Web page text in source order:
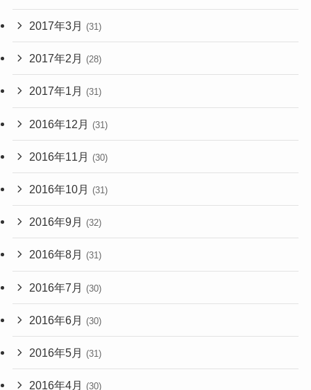
2017年3月 (31)
2017年2月 (28)
2017年1月 (31)
2016年12月 (31)
2016年11月 (30)
2016年10月 (31)
2016年9月 (32)
2016年8月 (31)
2016年7月 (30)
2016年6月 (30)
2016年5月 (31)
2016年4月 (30)